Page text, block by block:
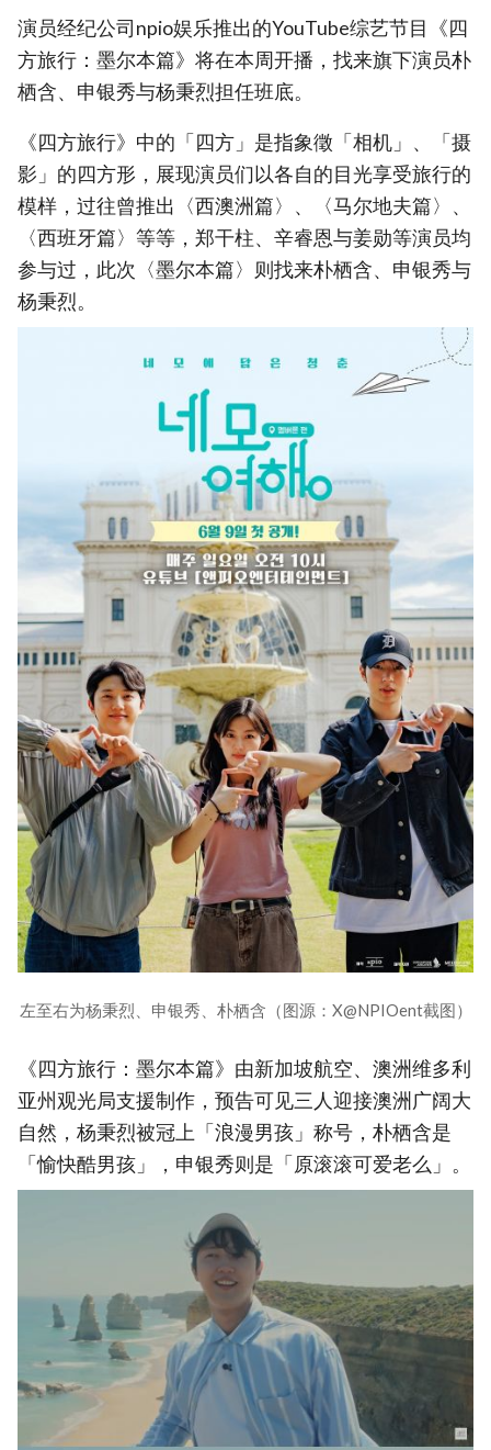
演员经纪公司npio娱乐推出的YouTube综艺节目《四
方旅行：墨尔本篇》将在本周开播，找来旗下演员朴
栖含、申银秀与杨秉烈担任班底。
《四方旅行》中的「四方」是指象徵「相机」、「摄
影」的四方形，展现演员们以各自的目光享受旅行的
模样，过往曾推出〈西澳洲篇〉、〈马尔地夫篇〉、
〈西班牙篇〉等等，郑干柱、辛睿恩与姜勋等演员均
参与过，此次〈墨尔本篇〉则找来朴栖含、申银秀与
杨秉烈。
左至右为杨秉烈、申银秀、朴栖含（图源：X@NPIOent截图）
《四方旅行：墨尔本篇》由新加坡航空、澳洲维多利
亚州观光局支援制作，预告可见三人迎接澳洲广阔大
自然，杨秉烈被冠上「浪漫男孩」称号，朴栖含是
「愉快酷男孩」，申银秀则是「原滚滚可爱老么」。